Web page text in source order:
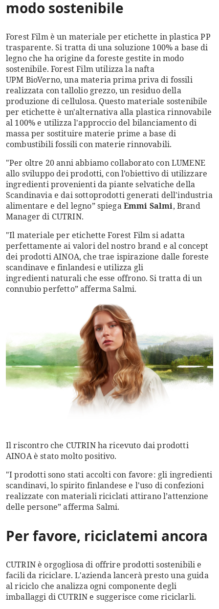
modo sostenibile
Forest Film è un materiale per etichette in plastica PP
trasparente. Si tratta di una soluzione 100% a base di
legno che ha origine da foreste gestite in modo
sostenibile. Forest Film utilizza la nafta
UPM BioVerno, una materia prima priva di fossili
realizzata con tallolio grezzo, un residuo della
produzione di cellulosa. Questo materiale sostenibile
per etichette è un'alternativa alla plastica rinnovabile
al 100% e utilizza l'approccio del bilanciamento di
massa per sostituire materie prime a base di
combustibili fossili con materie rinnovabili.
"Per oltre 20 anni abbiamo collaborato con LUMENE
allo sviluppo dei prodotti, con l’obiettivo di utilizzare
ingredienti provenienti da piante selvatiche della
Scandinavia e dai sottoprodotti generati dell'industria
alimentare e del legno” spiegaEmmi Salmi, Brand
Manager di CUTRIN.
"Il materiale per etichette Forest Film si adatta
perfettamente ai valori del nostro brand e al concept
dei prodotti AINOA, che trae ispirazione dalle foreste
scandinave e finlandesi e utilizza gli
ingredienti naturali che esse offrono. Si tratta di un
connubio perfetto” afferma Salmi.
Il riscontro che CUTRIN ha ricevuto dai prodotti
AINOA è stato molto positivo.
"I prodotti sono stati accolti con favore: gli ingredienti
scandinavi, lo spirito finlandese e l'uso di confezioni
realizzate con materiali riciclati attirano l’attenzione
delle persone” afferma Salmi.
Per favore, riciclatemi ancora
CUTRIN è orgogliosa di offrire prodotti sostenibili e
facili da riciclare. L'azienda lancerà presto una guida
al riciclo che analizza ogni componente degli
imballaggi di CUTRIN e suggerisce come riciclarli.